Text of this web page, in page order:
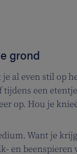
grond
je al even stil op
een
op. Hou je
Want je
en beenspieren